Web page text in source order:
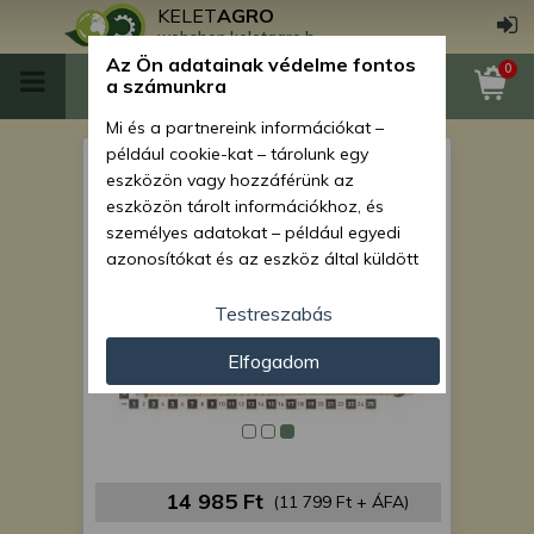
KELETAGRO
webshop.keletagro.hu
0
Force 435 légszűrő betét
14 985 Ft (11 799 Ft + ÁFA)
Az Ön adatainak védelme fontos
a számunkra
Mi és a partnereink információkat –
például cookie-kat – tárolunk egy
eszközön vagy hozzáférünk az
eszközön tárolt információkhoz, és
személyes adatokat – például egyedi
azonosítókat és az eszköz által küldött
személyre szabott hirdetések és
tartalom nyújtásához, hirdetés- és
tartalomméréshez, nézettségi adatok
gyűjtéséhez, valamint termékek
kifejlesztéséhez és a termékek
javításához. Az Ön engedélyével mi és a
módszerrel szerzett pontos geolokációs
Testreszabás
Elfogadom